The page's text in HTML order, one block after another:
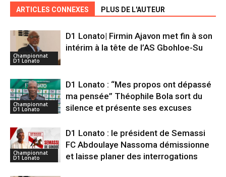
ARTICLES CONNEXES PLUS DE L'AUTEUR
Championnat
D1 Lonato
D1 Lonato| Firmin Ajavon met fin à son
intérim à la tête de l’AS Gbohloe-Su
Championnat
D1 Lonato
D1 Lonato : “Mes propos ont dépassé
ma pensée” Théophile Bola sort du
silence et présente ses excuses
Championnat
D1 Lonato
D1 Lonato : le président de Semassi
FC Abdoulaye Nassoma démissionne
et laisse planer des interrogations